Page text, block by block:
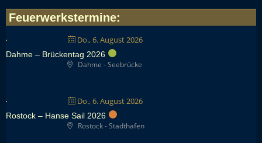
Feuerwerkstermine:
Do., 6. August 2026
Dahme – Brückentag 2026
Dahme - Seebrücke
Do., 6. August 2026
Rostock – Hanse Sail 2026
Rostock - Stadthafen